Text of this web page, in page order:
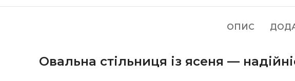
ОПИС
Овальна стільниця із ясеня —